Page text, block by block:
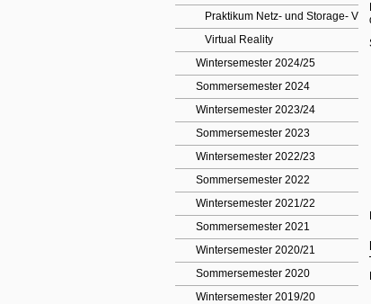
Praktikum Netz- und Storage-
Virtual Reality
Wintersemester 2024/25
Sommersemester 2024
Wintersemester 2023/24
Sommersemester 2023
Wintersemester 2022/23
Sommersemester 2022
Wintersemester 2021/22
Sommersemester 2021
Wintersemester 2020/21
Sommersemester 2020
Wintersemester 2019/20